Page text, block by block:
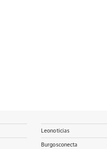
Leonoticias
Burgosconecta